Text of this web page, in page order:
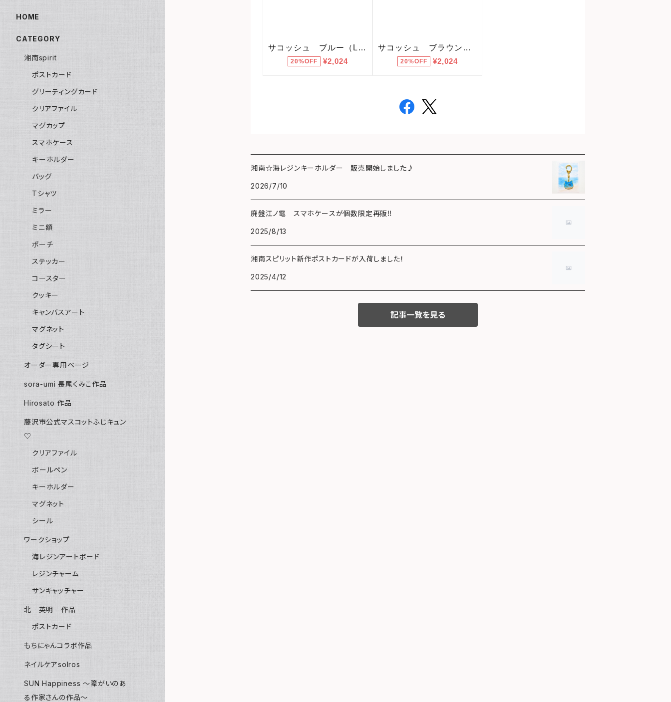
湘南☆海レジンキーホルダー 販売開始しました♪
2026/7/10
廃盤江ノ電 スマホケースが個数限定再販‼️
2025/8/13
湘南スピリット新作ポストカードが入荷しました！
2025/4/12
記事一覧を見る
HOME
CATEGORY
湘南spirit
ポストカード
グリーティングカード
クリアファイル
マグカップ
スマホケース
キーホルダー
バッグ
Tシャツ
ミラー
ミニ額
ポーチ
ステッカー
コースター
クッキー
キャンバスアート
マグネット
タグシート
オーダー専用ページ
sora-umi 長尾くみこ作品
Hirosato 作品
藤沢市公式マスコットふじキュン
♡
クリアファイル
ボールペン
キーホルダー
マグネット
シール
ワークショップ
海レジンアートボード
レジンチャーム
サンキャッチャー
北 英明 作品
ポストカード
もちにゃんコラボ作品
ネイルケアsolros
SUN Happiness ～障がいのあ
る作家さんの作品～